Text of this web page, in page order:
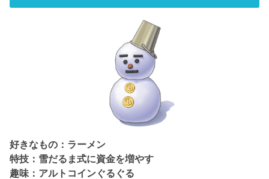
好きなもの：ラーメン
特技：雪だるま式に資金を増やす
趣味：アルトコインぐるぐる